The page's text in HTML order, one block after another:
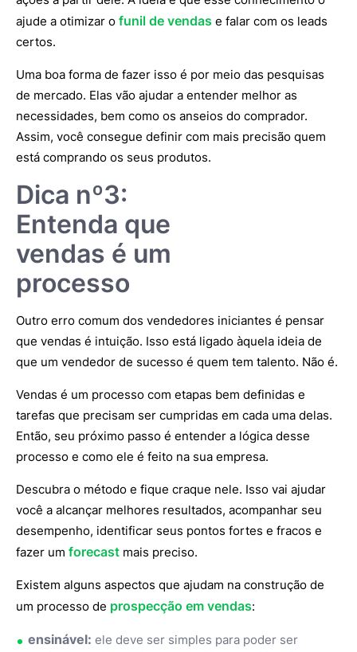
ajude a otimizar o funil de vendas e falar com os leads
certos.
Uma boa forma de fazer isso é por meio das pesquisas
de mercado. Elas vão ajudar a entender melhor as
necessidades, bem como os anseios do comprador.
Assim, você consegue definir com mais precisão quem
está comprando os seus produtos.
Dica nº3:
Entenda que
vendas é um
processo
Outro erro comum dos vendedores iniciantes é pensar
que vendas é intuição. Isso está ligado àquela ideia de
que um vendedor de sucesso é quem tem talento. Não é.
Vendas é um processo com etapas bem definidas e
tarefas que precisam ser cumpridas em cada uma delas.
Então, seu próximo passo é entender a lógica desse
processo e como ele é feito na sua empresa.
Descubra o método e fique craque nele. Isso vai ajudar
você a alcançar melhores resultados, acompanhar seu
desempenho, identificar seus pontos fortes e fracos e
fazer um forecast mais preciso.
Existem alguns aspectos que ajudam na construção de
um processo de prospecção em vendas:
ensinável: ele deve ser simples para poder ser